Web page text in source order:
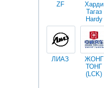
ZF
Харди
Тагаз
Hardy
ЛИАЗ
ЖОНГ
ТОНГ
(LCK)